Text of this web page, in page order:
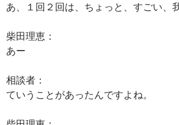
あ、１回２回は、ちょっと、すごい、
柴田理恵：
あー
相談者：
ていうことがあったんですよね。